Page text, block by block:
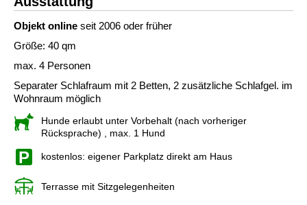
Objekt online seit 2006 oder früher
Größe: 40 qm
max. 4 Personen
Separater Schlafraum mit 2 Betten, 2 zusätzliche Schlafgel. im
Wohnraum möglich
Hunde erlaubt unter Vorbehalt (nach vorheriger
Rücksprache) , max. 1 Hund
kostenlos: eigener Parkplatz direkt am Haus
Terrasse mit Sitzgelegenheiten